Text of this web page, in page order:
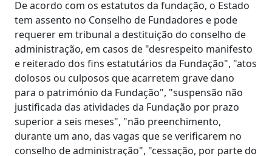
De acordo com os estatutos da fundação, o Estado
tem assento no Conselho de Fundadores e pode
requerer em tribunal a destituição do conselho de
administração, em casos de "desrespeito manifesto
e reiterado dos fins estatutários da Fundação", "atos
dolosos ou culposos que acarretem grave dano
para o património da Fundação", "suspensão não
justificada das atividades da Fundação por prazo
superior a seis meses", "não preenchimento,
durante um ano, das vagas que se verificarem no
conselho de administração", "cessação, por parte do